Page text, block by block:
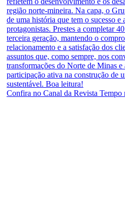
Confira no Canal da Revista Tempo